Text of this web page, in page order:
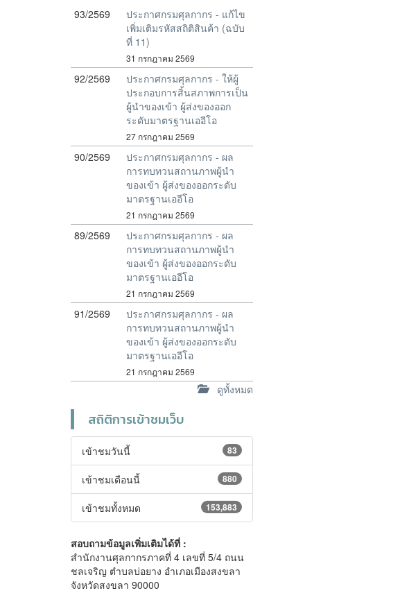
93/2569
ประกาศกรมศุลกากร - แก้ไข
เพิ่มเติมรหัสสถิติสินค้า (ฉบับ
ที่ 11)
31 กรกฎาคม 2569
92/2569
ประกาศกรมศุลกากร - ให้ผู้
ประกอบการสิ้นสภาพการเป็น
ผู้นำของเข้า ผู้ส่งของออก
ระดับมาตรฐานเออีโอ
27 กรกฎาคม 2569
90/2569
ประกาศกรมศุลกากร - ผล
การทบทวนสถานภาพผู้นำ
ของเข้า ผู้ส่งของออกระดับ
มาตรฐานเออีโอ
21 กรกฎาคม 2569
89/2569
ประกาศกรมศุลกากร - ผล
การทบทวนสถานภาพผู้นำ
ของเข้า ผู้ส่งของออกระดับ
มาตรฐานเออีโอ
21 กรกฎาคม 2569
91/2569
ประกาศกรมศุลกากร - ผล
การทบทวนสถานภาพผู้นำ
ของเข้า ผู้ส่งของออกระดับ
มาตรฐานเออีโอ
21 กรกฎาคม 2569
ดูทั้งหมด
สถิติการเข้าชมเว็บ
83
เข้าชมวันนี้
880
เข้าชมเดือนนี้
153,883
เข้าชมทั้งหมด
สอบถามข้อมูลเพิ่มเติมได้ที่ :
สำนักงานศุลกากรภาคที่ 4 เลขที่ 5/4 ถนน
ชลเจริญ ตำบลบ่อยาง อำเภอเมืองสงขลา
จังหวัดสงขลา 90000